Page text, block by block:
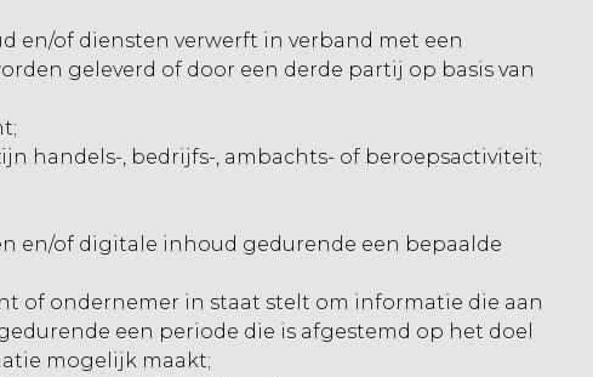
en/of diensten verwerft in verband met een
geleverd of door een derde partij op basis van
handels-, bedrijfs-, ambachts- of beroepsactiviteit;
en/of digitale inhoud gedurende een bepaalde
of ondernemer in staat stelt om informatie die aan
een periode die is afgestemd op het doel
mogelijk maakt;